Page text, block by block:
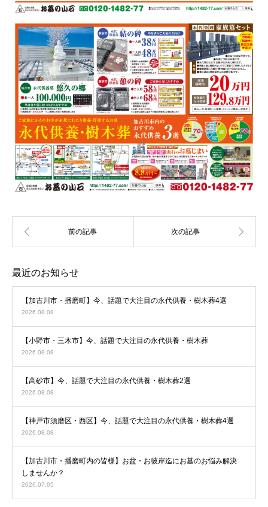
最近のお知らせ
【加古川市・播磨町】今、話題で大注目の永代供養・樹木葬4選
2026.08.08
【小野市・三木市】今、話題で大注目の永代供養・樹木葬
2026.08.08
【高砂市】今、話題で大注目の永代供養・樹木葬2選
2026.08.08
【神戸市須磨区・西区】今、話題で大注目の永代供養・樹木葬4選
2026.08.08
【加古川市・播磨町内の皆様】お盆・お彼岸迄にお墓のお悩み解決
しませんか？
2026.07.05